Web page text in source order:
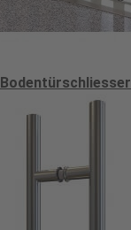
Bodentürschliesser